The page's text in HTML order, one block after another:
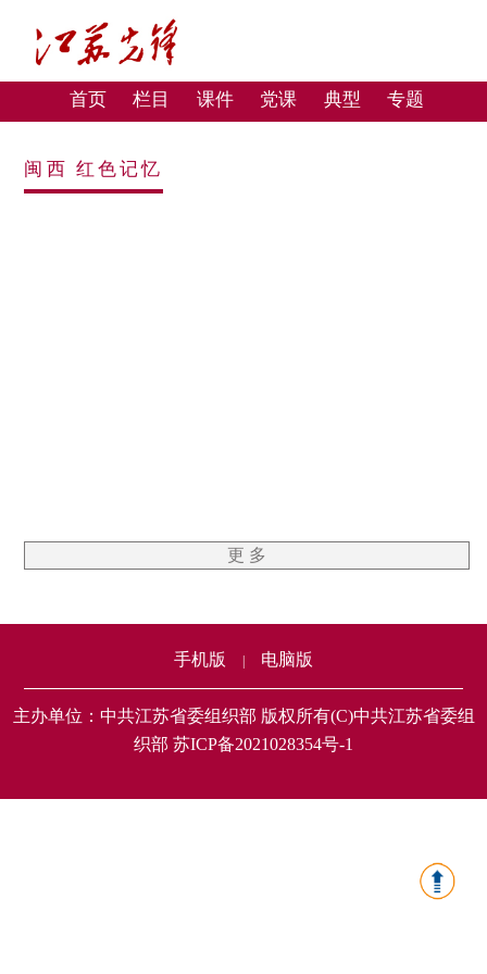
首页 栏目 课件 党课 典型 专题
闽西 红色记忆
更 多
手机版 电脑版
主办单位：中共江苏省委组织部 版权所有(C)中共江苏省委组
织部 苏ICP备2021028354号-1